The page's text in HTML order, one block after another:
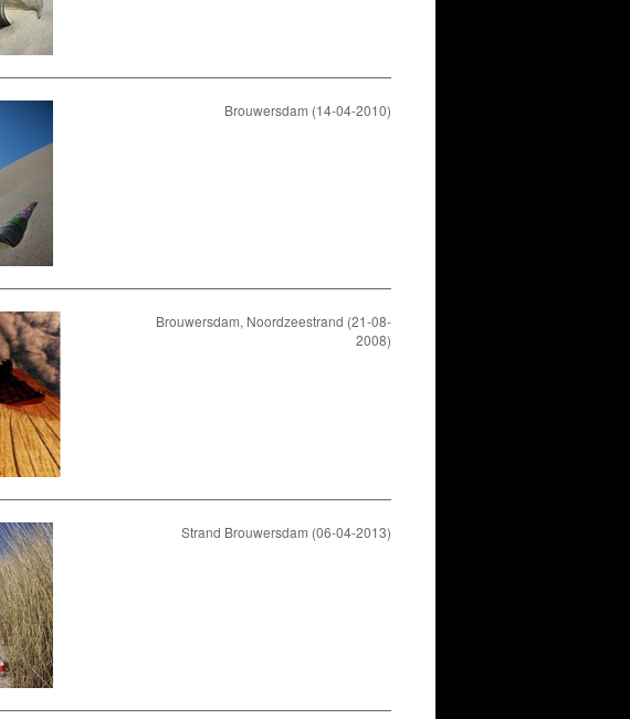
Brouwersdam (14-04-2010)
Brouwersdam, Noordzeestrand (21-08-
2008)
Strand Brouwersdam (06-04-2013)